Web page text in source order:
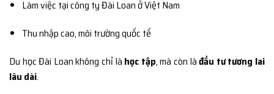
Làm việc tại công ty Đài Loan ở Việt Nam
Thu nhập cao, môi trường quốc tế
Du học Đài Loan không chỉ là học tập, mà còn làđầu tư tương lai
lâu dài.